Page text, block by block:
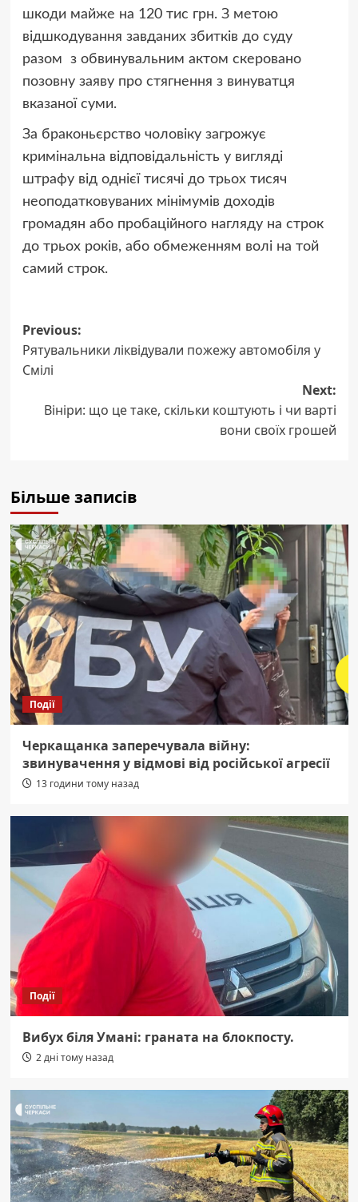
шкоди майже на 120 тис грн. З метою
відшкодування завданих збитків до суду
разом з обвинувальним актом скеровано
позовну заяву про стягнення з винуватця
вказаної суми.
За браконьєрство чоловіку загрожує
кримінальна відповідальність у вигляді
штрафу від однієї тисячі до трьох тисяч
неоподатковуваних мінімумів доходів
громадян або пробаційного нагляду на строк
до трьох років, або обмеженням волі на той
самий строк.
Post
navigation
Previous:
Рятувальники ліквідували пожежу автомобіля у
Смілі
Next:
Вініри: що це таке, скільки коштують і чи варті
вони своїх грошей
Більше записів
Події
Черкащанка заперечувала війну:
звинувачення у відмові від російської агресії
13 години тому назад
Події
Вибух біля Умані: граната на блокпосту.
2 дні тому назад